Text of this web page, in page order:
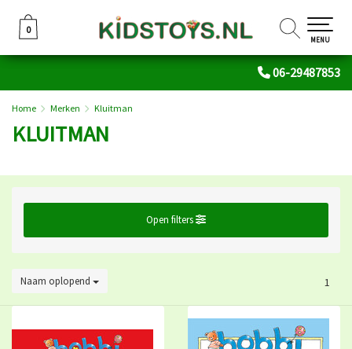
06-29487853
0
0
MENU
Home Merken Kluitman
KLUITMAN
Open filters
Naam oplopend 1